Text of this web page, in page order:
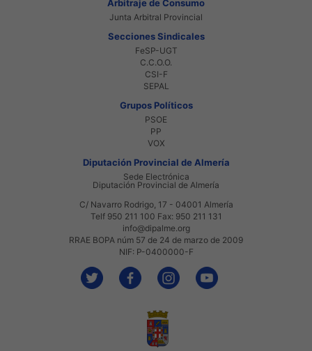
Arbitraje de Consumo
Junta Arbitral Provincial
Secciones Sindicales
FeSP-UGT
C.C.O.O.
CSI-F
SEPAL
Grupos Políticos
PSOE
PP
VOX
Diputación Provincial de Almería
Sede Electrónica
Diputación Provincial de Almería
C/ Navarro Rodrigo, 17 - 04001 Almería
Telf 950 211 100 Fax: 950 211 131
info@dipalme.org
RRAE BOPA núm 57 de 24 de marzo de 2009
NIF: P-0400000-F